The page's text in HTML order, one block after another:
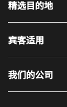
精选目的地
宾客适用
我们的公司